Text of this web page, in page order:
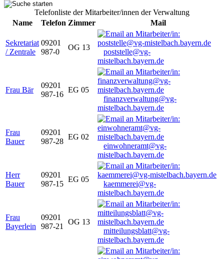
Telefonliste der Mitarbeiter/innen der Verwaltung
Name
Telefon Zimmer Mail
Sekretariat
/ Zentrale
09201
987-0
OG 13
poststelle@vg-
mistelbach.bayern.de
Frau Bär
09201
987-16
EG 05
finanzverwaltung@vg-
mistelbach.bayern.de
Frau
Bauer
09201
987-28
EG 02
einwohneramt@vg-
mistelbach.bayern.de
Herr
Bauer
09201
987-15
EG 05
kaemmerei@vg-
mistelbach.bayern.de
Frau
Bayerlein
09201
987-21
OG 13
mitteilungsblatt@vg-
mistelbach.bayern.de